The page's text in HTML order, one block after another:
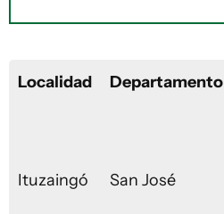
Localidad Departamento
Ituzaingó San José